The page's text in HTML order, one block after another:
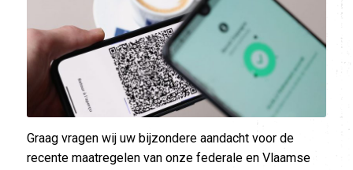
Graag vragen wij uw bijzondere aandacht voor de
recente maatregelen van onze federale en Vlaamse